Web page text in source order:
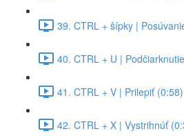
39. CTRL + šípky |
40. CTRL + U |
41. CTRL + V | Prilepiť (0:58)
42. CTRL + X | Vystrihnúť